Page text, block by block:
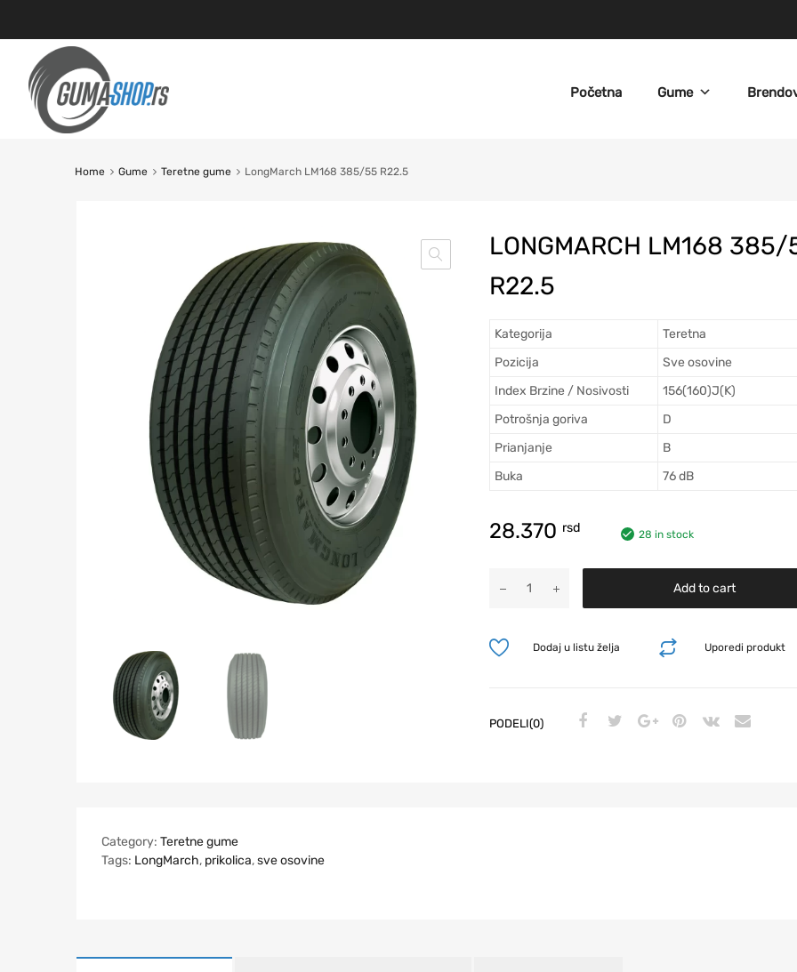
Početna Gume
Home Gume Teretne gume LongMarch LM168 385/55 R22.5
LONGMARCH LM168 385/
R22.5
Kategorija
Teretna
Pozicija
Sve osovine
Index Brzine / Nosivosti
156(160)J(K)
Potrošnja goriva
D
Prianjanje
B
Buka
76 dB
28.370 rsd 28 in stock
Add to cart
Uporedi produkt
Dodaj u listu želja
PODELI(0)
Category: Teretne gume
Tags: LongMarch, prikolica,sve osovine